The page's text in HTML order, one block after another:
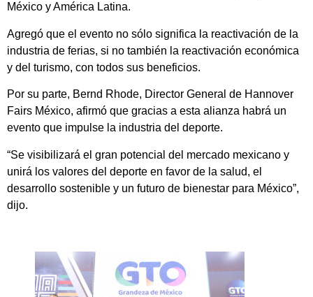
México y América Latina.
Agregó que el evento no sólo significa la reactivación de la
industria de ferias, si no también la reactivación económica
y del turismo, con todos sus beneficios.
Por su parte, Bernd Rhode, Director General de Hannover
Fairs México, afirmó que gracias a esta alianza habrá un
evento que impulse la industria del deporte.
“Se visibilizará el gran potencial del mercado mexicano y
unirá los valores del deporte en favor de la salud, el
desarrollo sostenible y un futuro de bienestar para México”,
dijo.